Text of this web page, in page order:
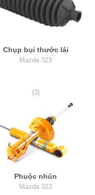
Chụp bụi thước lái
Mazda 323
(3)
Phuộc nhún
Mazda 323